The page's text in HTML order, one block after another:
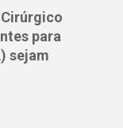
Hospital Dante
para
sejam